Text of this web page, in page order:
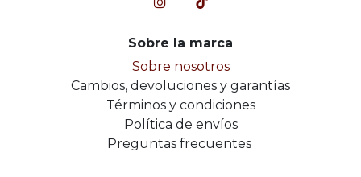
Sobre la marca
Sobre nosotros
Cambios, devoluciones y garantías
Términos y condiciones
Política de envíos
Preguntas frecuentes